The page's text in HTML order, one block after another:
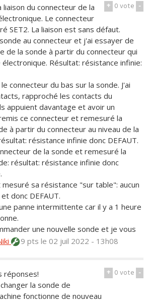
+ 0vote -
du connecteur de la
Le connecteur
SET2. La liaison est sans défaut.
au connecteur et j'ai essayer de
de la sonde à partir du connecteur qui
Résultat: résistance infinie:
connecteur du bas sur la sonde. J'ai
rapproché les contacts du
appuient davantage et avoir un
ce connecteur et remesuré la
à partir du connecteur au niveau de la
résistance infinie donc DEFAUT.
de la sonde et remesuré la
résultat: résistance infinie donc
sa résistance "sur table": aucun
donc DEFAUT.
panne intermittente car il y a 1 heure
une nouvelle sonde et je vous
9 ptsle 02 juil 2022 - 13h08
+ 0vote -
réponses!
la sonde de
fonctionne de nouveau